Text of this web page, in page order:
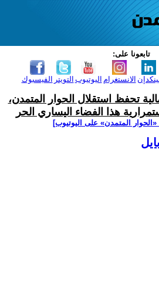
تابعونا على:
الفيسبوك التويتر اليوتيوب الانستغرام
تحفظ استقلال الحوار المتمدن،
هذا الفضاء اليساري الحر
المتمدن» على اليوتيوب]